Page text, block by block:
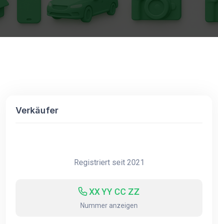
Verkäufer
Registriert seit 2021
XX YY CC ZZ
Nummer anzeigen